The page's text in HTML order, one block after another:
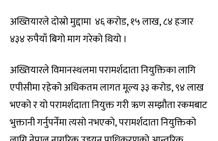
अख्तियारले दोस्रो मुद्दामा ४६ करोड, १५ लाख, ८४ हजार
४३४ रुपैयाँ बिगो माग गरेको थियो ।
अख्तियारले विमानस्थलमा परामर्शदाता नियुक्तिका लागि
एपीसीमा रहेको अधिकतम लागत मूल्य ३३ करोड, ९४ लाख
भएको र यो परामर्शदाता नियुक्त गरी ऋण सम्झौता रकमबाट
भुक्तानी गर्नुपर्नेमा त्यसो नभएको, परामर्शदाता नियुक्तिको